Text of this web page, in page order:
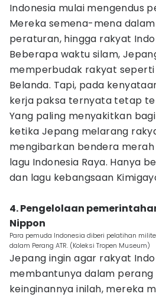
Indonesia mulai mengendus
Mereka semena-mena
peraturan, hingga rakyat
Beberapa waktu silam,
memperbudak rakyat seperti
Belanda. Tapi, pada
kerja paksa ternyata tetap
Yang paling menyakitkan
ketika Jepang melarang
mengibarkan bendera
lagu Indonesia Raya. Hanya
dan lagu kebangsaan
4. Pengelolaan
Nippon
Para pemuda Indonesia diberi pelatihan
dalam Perang ATR. (Koleksi Tropen Museum)
Jepang ingin agar rakyat
membantunya dalam perang
keinginannya inilah, mereka